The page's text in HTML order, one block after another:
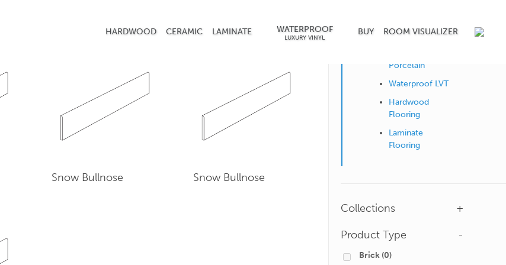
HARDWOOD CERAMIC LAMINATE WATERPROOF
LUXURY VINYL
BUY ROOM VISUALIZER
Snow Bullnose Snow Bullnose
Shop by Surface
Porcelain
Waterproof LVT
Hardwood
Flooring
Laminate
Flooring
Collections +
Product Type -
Brick (0)